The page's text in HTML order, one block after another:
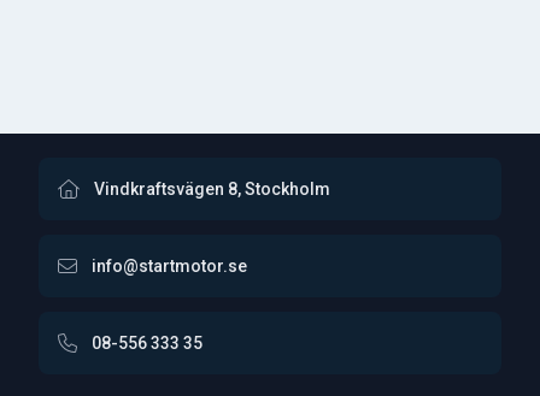
Vindkraftsvägen 8, Stockholm
info@startmotor.se
08-556 333 35